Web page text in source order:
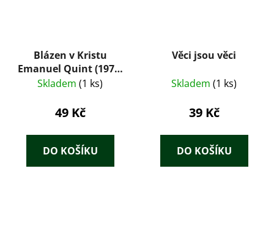
Blázen v Kristu
Emanuel Quint (1975)
– Gerhart
Skladem (1 ks)
49 Kč
DO KOŠÍKU
Věci jsou věci
Skladem (1 ks)
39 Kč
DO KOŠÍKU